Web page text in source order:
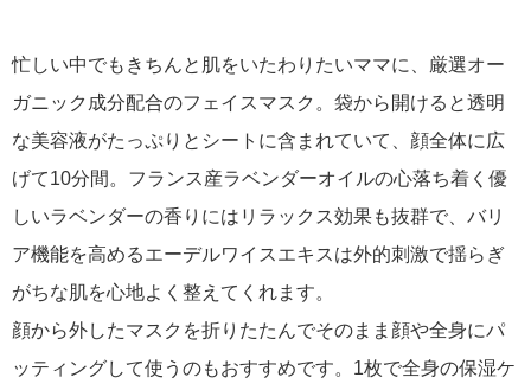
忙しい中でもきちんと肌をいたわりたいママに、厳選オー
ガニック成分配合のフェイスマスク。袋から開けると透明
な美容液がたっぷりとシートに含まれていて、顔全体に広
げて10分間。フランス産ラベンダーオイルの心落ち着く優
しいラベンダーの香りにはリラックス効果も抜群で、バリ
ア機能を高めるエーデルワイスエキスは外的刺激で揺らぎ
がちな肌を心地よく整えてくれます。
顔から外したマスクを折りたたんでそのまま顔や全身にパ
ッティングして使うのもおすすめです。1枚で全身の保湿ケ